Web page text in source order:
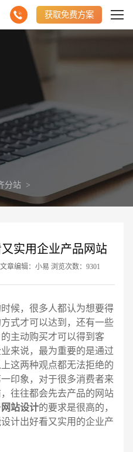
获取免费方案
分站>
实用企业产品网站
章编辑：小易 浏览次数：9301
，很多人都认为想要得
式才可以达到，还有一些
主动购买才可以得到客
来说，最为重要的是通过
这两种观点都无法拒绝的
印象，对于很多消费者来
往往都会先去产品的网站
网站设计的要求是很高的，
计出好看又实用的企业产